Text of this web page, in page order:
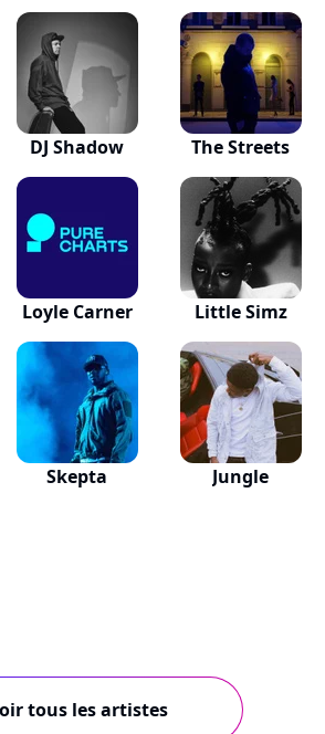
DJ Shadow The Streets
Loyle Carner Little Simz
Skepta Jungle
tous les artistes